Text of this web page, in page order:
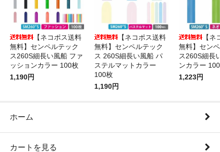
【ネコポス送料
無料】センペルテック
ス260S細長い風船 ファ
ッションカラー 100枚
1,190円
【ネコポス送料
無料】センペルテック
ス 260S細長い風船 パ
ステルマットカラー
100枚
1,190円
【
無料】セン
ス260S細長
ンカラー
1,223円
ホーム
カートを見る